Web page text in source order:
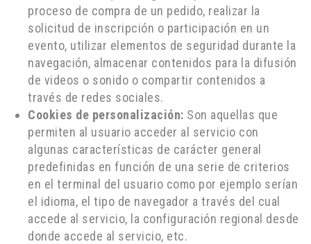
proceso de compra de un pedido, realizar la
solicitud de inscripción o participación en un
evento, utilizar elementos de seguridad durante la
navegación, almacenar contenidos para la difusión
de videos o sonido o compartir contenidos a
través de redes sociales.
Cookies de personalización: Son aquellas que
permiten al usuario acceder al servicio con
algunas características de carácter general
predefinidas en función de una serie de criterios
en el terminal del usuario como por ejemplo serían
el idioma, el tipo de navegador a través del cual
accede al servicio, la configuración regional desde
donde accede al servicio, etc.